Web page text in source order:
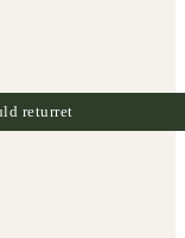
returret